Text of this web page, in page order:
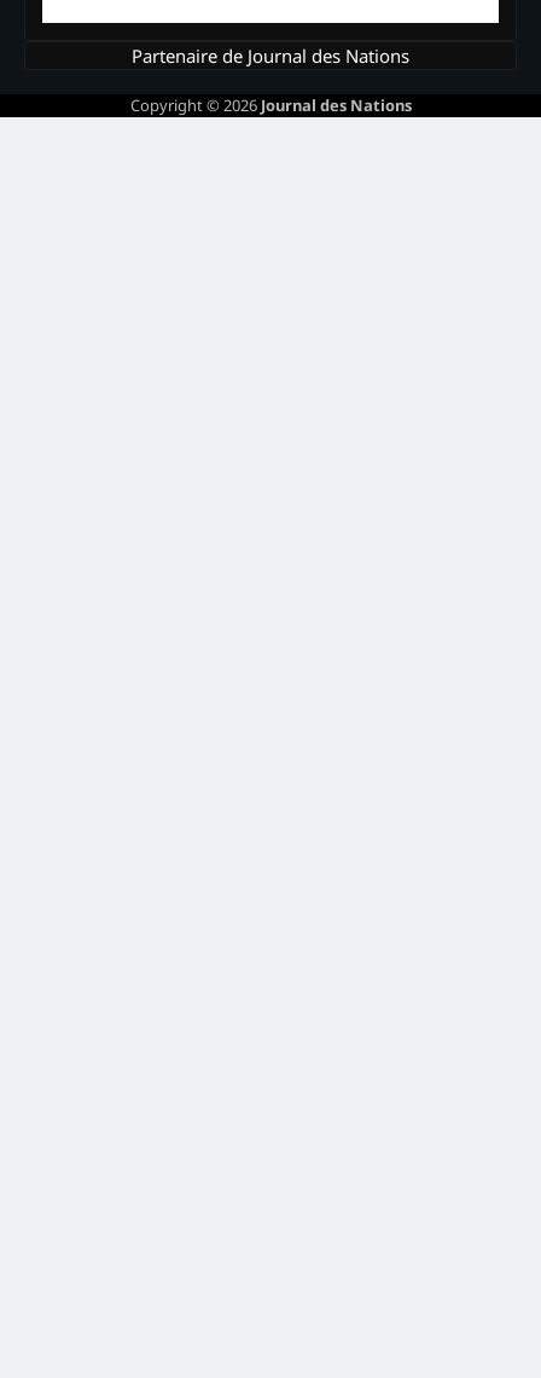
Partenaire de Journal des Nations
Copyright © 2026 Journal des Nations